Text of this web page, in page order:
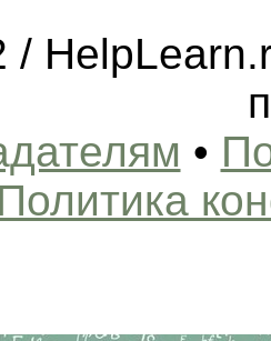
/
•
Политика